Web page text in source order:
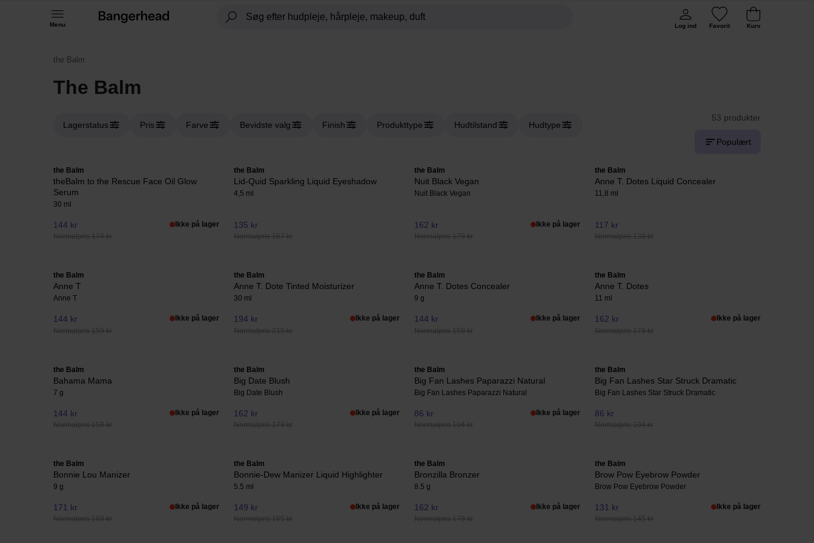
Menu Log ind Favorit Kurv
the Balm
The Balm
Lagerstatus Pris Farve Bevidste valg Finish Produkttype Hudtilstand Hudtype
53 produkter
Populært
the Balm
theBalm to the Rescue Face Oil Glow
Serum
30 ml
144 kr
Normalpris 174 kr
Ikke på lager
the Balm
Lid-Quid Sparkling Liquid Eyeshadow
4,5 ml
135 kr
Normalpris 167 kr
the Balm
Nuit Black Vegan
Nuit Black Vegan
162 kr
Normalpris 179 kr
Ikke på lager
the Balm
Anne T. Dotes Liquid Concealer
11,8 ml
117 kr
Normalpris 139 kr
the Balm
Anne T
Anne T
144 kr
Normalpris 159 kr
Ikke på lager
the Balm
Anne T. Dote Tinted Moisturizer
30 ml
194 kr
Normalpris 215 kr
Ikke på lager
the Balm
Anne T. Dotes Concealer
9 g
144 kr
Normalpris 159 kr
Ikke på lager
the Balm
Anne T. Dotes
11 ml
162 kr
Normalpris 179 kr
Ikke på lager
the Balm
Bahama Mama
7 g
144 kr
Normalpris 159 kr
Ikke på lager
the Balm
Big Date Blush
Big Date Blush
162 kr
Normalpris 179 kr
Ikke på lager
the Balm
Big Fan Lashes Paparazzi Natural
Big Fan Lashes Paparazzi Natural
86 kr
Normalpris 104 kr
Ikke på lager
the Balm
Big Fan Lashes Star Struck Dramatic
Big Fan Lashes Star Struck Dramatic
86 kr
Normalpris 104 kr
the Balm
Bonnie Lou Manizer
9 g
171 kr
Normalpris 189 kr
Ikke på lager
the Balm
Bonnie-Dew Manizer Liquid Highlighter
5.5 ml
149 kr
Normalpris 165 kr
Ikke på lager
the Balm
Bronzilla Bronzer
8.5 g
162 kr
Normalpris 179 kr
Ikke på lager
the Balm
Brow Pow Eyebrow Powder
Brow Pow Eyebrow Powder
131 kr
Normalpris 145 kr
Ikke på lager